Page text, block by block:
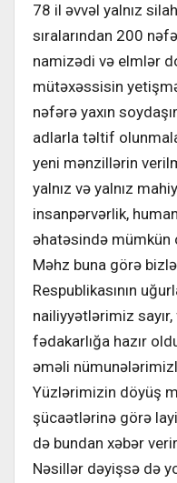
78 il əvvəl yalnız
sıralarından 200
namizədi və elmlər
mütəxəssisin
nəfərə yaxın
adlarla təltif
yeni mənzillərin
yalnız və yalnız
insanpərvərlik,
əhatəsində mümkün
Məhz buna görə
Respublikasının
nailiyyətlərimiz
fədakarlığa hazır
əməli
Yüzlərimizin döyüş
şücaətlərinə görə
də bundan xəbər
Nəsillər dəyişsə də